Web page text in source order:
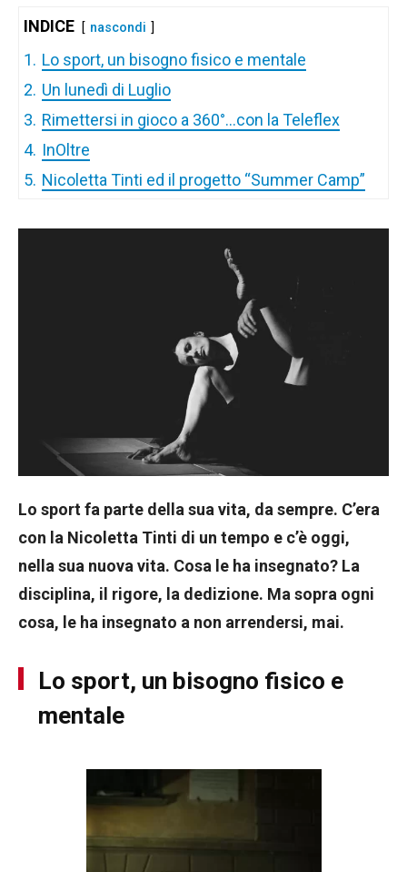
INDICE nascondi
1. Lo sport, un bisogno fisico e mentale
2. Un lunedì di Luglio
3. Rimettersi in gioco a 360°…con la Teleflex
4. InOltre
5. Nicoletta Tinti ed il progetto “Summer Camp”
Lo sport fa parte della sua vita, da sempre. C’era
con la Nicoletta Tinti di un tempo e c’è oggi,
nella sua nuova vita. Cosa le ha insegnato? La
disciplina, il rigore, la dedizione. Ma sopra ogni
cosa, le ha insegnato a non arrendersi, mai.
Lo sport, un bisogno fisico e
mentale